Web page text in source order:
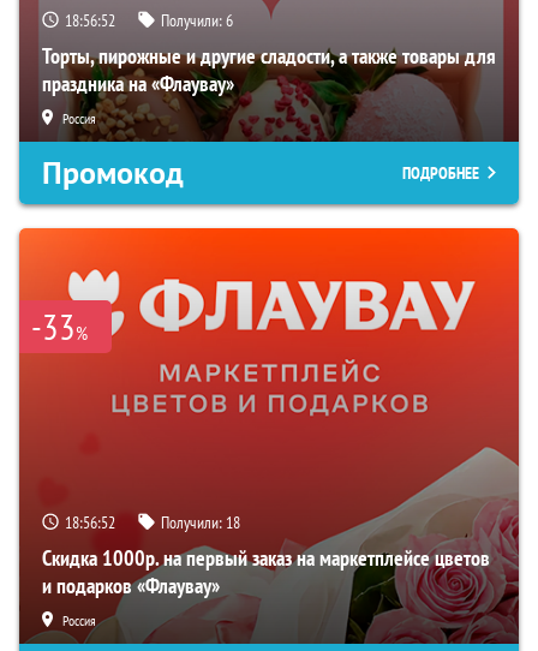
18:56:51 Получили:6
Торты, пирожные и другие сладости, а также товары для
праздника на «Флаувау»
Россия
Промокод ПОДРОБНЕЕ
-33%
18:56:51 Получили: 18
Скидка 1000р. на первый заказ на маркетплейсе цветов
и подарков «Флаувау»
Россия